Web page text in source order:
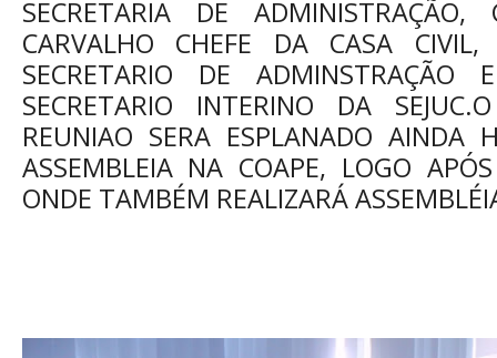
SECRETARIA DE
CARVALHO CHEFE DA CASA CIVIL,
SECRETARIO DE ADMINSTRAÇÃO
SECRETARIO INTERINO DA
REUNIAO SERA ESPLANADO AINDA
ASSEMBLEIA NA COAPE, LOGO
ONDE TAMBÉM REALIZARÁ